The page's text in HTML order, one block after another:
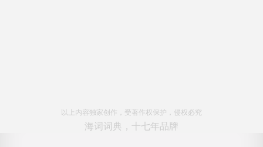
以上内容独家创作，受著作权保护，侵权必究
海词词典，十七年品牌